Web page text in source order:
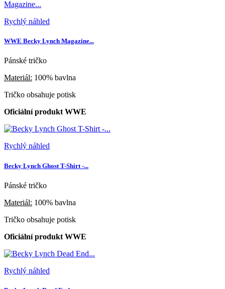
Rychlý náhled
WWE Becky Lynch Magazine...
Pánské tričko
Materiál: 100% bavlna
Tričko obsahuje potisk
Oficiální produkt WWE
Rychlý náhled
Becky Lynch Ghost T-Shirt -...
Pánské tričko
Materiál: 100% bavlna
Tričko obsahuje potisk
Oficiální produkt WWE
Rychlý náhled